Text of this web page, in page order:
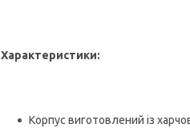
Характеристики:
Корпус виготовлений із